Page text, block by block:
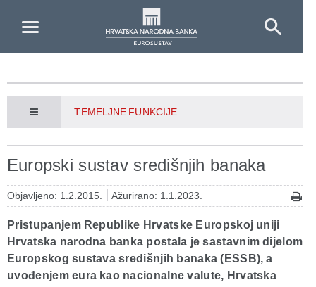
TEMELJNE FUNKCIJE
Europski sustav središnjih banaka
Objavljeno: 1.2.2015. Ažurirano: 1.1.2023.
Pristupanjem Republike Hrvatske Europskoj uniji
Hrvatska narodna banka postala je sastavnim dijelom
Europskog sustava središnjih banaka (ESSB), a
uvođenjem eura kao nacionalne valute, Hrvatska